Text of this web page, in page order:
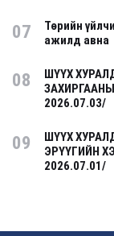
07
Төрийн
ажилд авна
08
ШҮҮХ
2026.07.03/
09
ШҮҮХ
ЭРҮҮГИЙН
2026.07.01/